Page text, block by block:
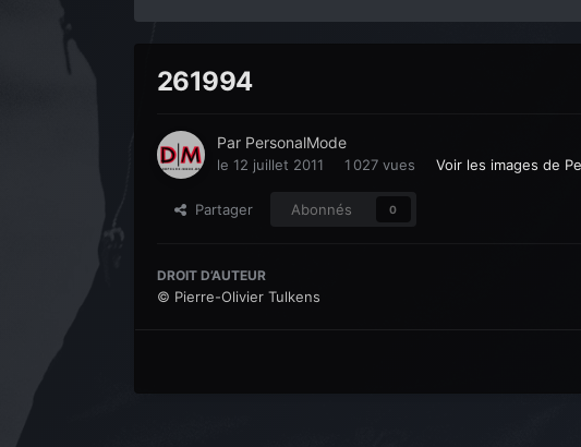
261994
Par PersonalMode
le 12 juillet 2011 1 027 vues Voir les images de
Partager Abonnés 0
DROIT D’AUTEUR
© Pierre-Olivier Tulkens